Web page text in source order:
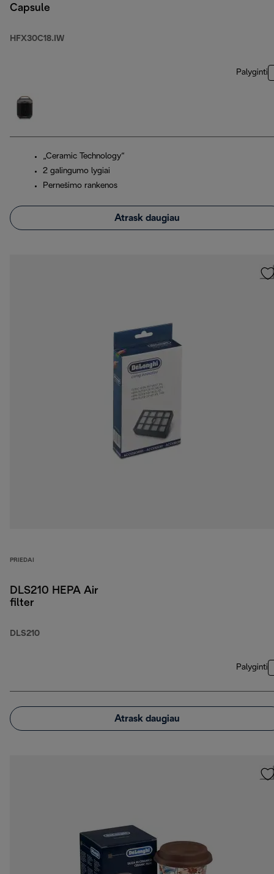
Capsule
HFX30C18.IW
Palyginti
„Ceramic Technology“
2 galingumo lygiai
Pernešimo rankenos
Atrask daugiau
PRIEDAI
DLS210 HEPA Air
filter
DLS210
Palyginti
Atrask daugiau